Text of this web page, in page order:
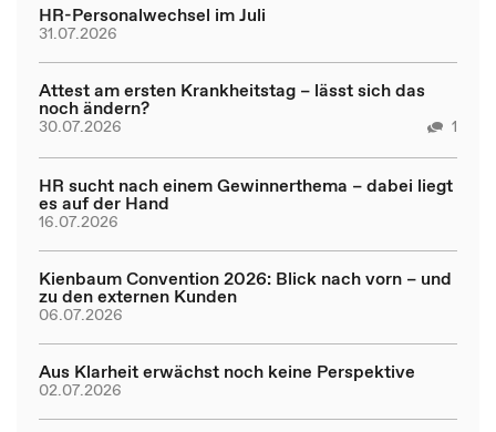
HR-Personalwechsel im Juli
31.07.2026
Attest am ersten Krankheitstag – lässt sich das
noch ändern?
30.07.2026 1
HR sucht nach einem Gewinnerthema – dabei liegt
es auf der Hand
16.07.2026
Kienbaum Convention 2026: Blick nach vorn – und
zu den externen Kunden
06.07.2026
Aus Klarheit erwächst noch keine Perspektive
02.07.2026